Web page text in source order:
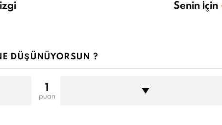
Senin İçin
DÜŞÜNÜYORSUN ?
1
puan